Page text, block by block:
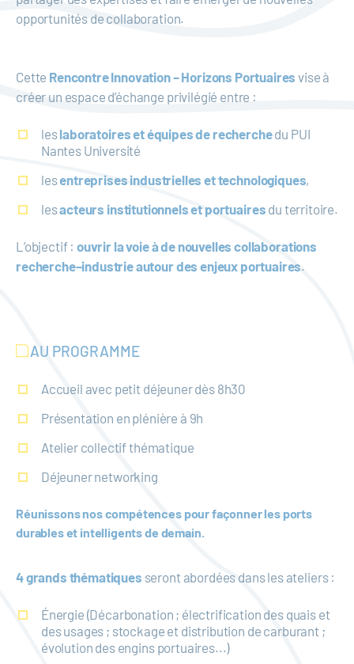
opportunités de collaboration.
Cette Rencontre Innovation – Horizons Portuaires vise à
créer un espace d’échange privilégié entre :
leslaboratoires et équipes de recherchedu PUI
Nantes Université
lesentreprises industrielles et technologiques,
lesacteurs institutionnels et portuaires du territoire.
L’objectif : ouvrir la voie à de nouvelles collaborations
recherche–industrie autour des enjeux portuaires.
AU PROGRAMME
Accueil avec petit déjeuner dès 8h30
Présentation en plénière à 9h
Atelier collectif thématique
Déjeuner networking
Réunissons nos compétences pour façonner les ports
durables et intelligents de demain.
4 grands thématiques seront abordées dans les ateliers :
Énergie (Décarbonation ; électrification des quais et
des usages ; stockage et distribution de carburant ;
évolution des engins portuaires...)